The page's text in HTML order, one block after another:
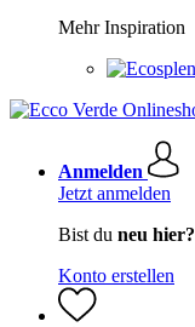
Mehr Inspiration
Anmelden
Jetzt anmelden
Bist du neu hier?
Konto erstellen